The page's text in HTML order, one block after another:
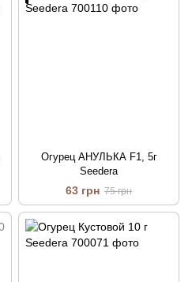
Огурец АНУЛЬКА F1, 5г
Seedera
63 грн 75 грн